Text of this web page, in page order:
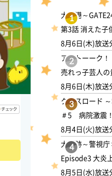
1
大空港～
第3話 消えた子
8月6日(木)放送
2
アメトーーク！
売れっ子芸人
8月6日(木)放送
3
クロスロード
＃5 病院激震
8月4日(火)放送
4
大追跡～警視
Episode3 大炎
8月5日(水)放送
朝
旅&
午前
1泊
タイ
らし
午前